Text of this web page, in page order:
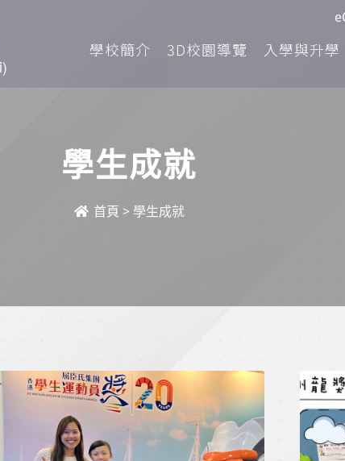
學校簡介 3D校園導覽 入學與升學
學生成就
首頁 > 學生成就